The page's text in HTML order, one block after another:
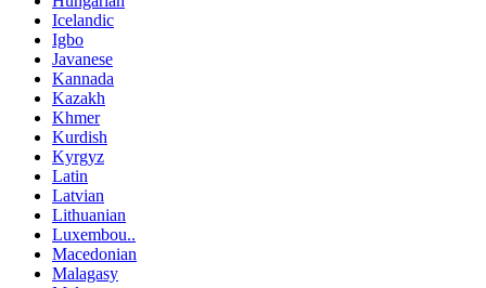
Icelandic
Igbo
Javanese
Kannada
Kazakh
Khmer
Kurdish
Kyrgyz
Latin
Latvian
Lithuanian
Luxembou..
Macedonian
Malagasy